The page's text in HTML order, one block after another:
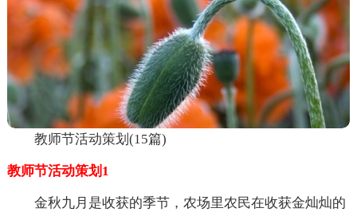
教师节活动策划(15篇)
教师节活动策划1
金秋九月是收获的季节，农场里农民在收获金灿灿的